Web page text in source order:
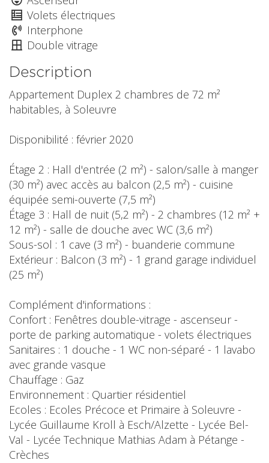
Volets électriques
Interphone
Double vitrage
Description
Appartement Duplex 2 chambres de 72 m²
habitables, à Soleuvre
Disponibilité : février 2020
Étage 2 : Hall d'entrée (2 m²) - salon/salle à manger
(30 m²) avec accès au balcon (2,5 m²) - cuisine
équipée semi-ouverte (7,5 m²)
Étage 3 : Hall de nuit (5,2 m²) - 2 chambres (12 m² +
12 m²) - salle de douche avec WC (3,6 m²)
Sous-sol : 1 cave (3 m²) - buanderie commune
Extérieur : Balcon (3 m²) - 1 grand garage individuel
(25 m²)
Complément d'informations :
Confort : Fenêtres double-vitrage - ascenseur -
porte de parking automatique - volets électriques
Sanitaires : 1 douche - 1 WC non-séparé - 1 lavabo
avec grande vasque
Chauffage : Gaz
Environnement : Quartier résidentiel
Ecoles : Ecoles Précoce et Primaire à Soleuvre -
Lycée Guillaume Kroll à Esch/Alzette - Lycée Bel-
Val - Lycée Technique Mathias Adam à Pétange -
Crèches